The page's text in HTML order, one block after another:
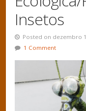
Insetos
Posted on dezembro
1 Comment